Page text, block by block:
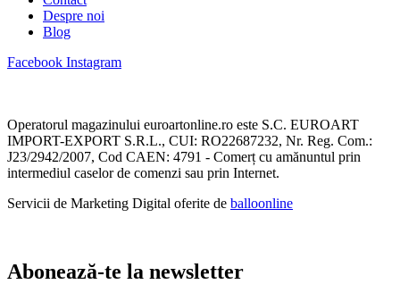
Despre noi
Blog
Facebook Instagram
Operatorul magazinului euroartonline.ro este S.C. EUROART
IMPORT-EXPORT S.R.L., CUI: RO22687232, Nr. Reg. Com.:
J23/2942/2007, Cod CAEN: 4791 - Comerț cu amănuntul prin
intermediul caselor de comenzi sau prin Internet.
Servicii de Marketing Digital oferite de balloonline
Abonează-te la newsletter